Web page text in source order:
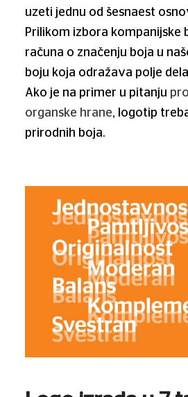
uzeti jednu od šesnaest
Prilikom izbora kompanijske
računa o značenju boja u
boju koja odražava polje
Ako je na primer u pitanju
organske hrane, logotip
prirodnih boja.